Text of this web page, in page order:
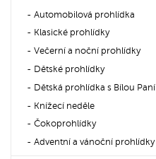
Automobilová prohlídka
Klasické prohlídky
Večerní a noční prohlídky
Dětské prohlídky
Dětská prohlídka s Bílou Paní
Knížecí neděle
Čokoprohlídky
Adventní a vánoční prohlídky